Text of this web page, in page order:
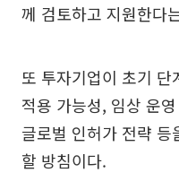
께 검토하고 지원한다
또 투자기업이 초기
적용 가능성, 임상 운
글로벌 인허가 전략 등
할 방침이다.